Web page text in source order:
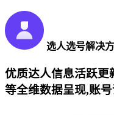
选人选号解决
优质达人信息活跃更
等全维数据呈现,账号